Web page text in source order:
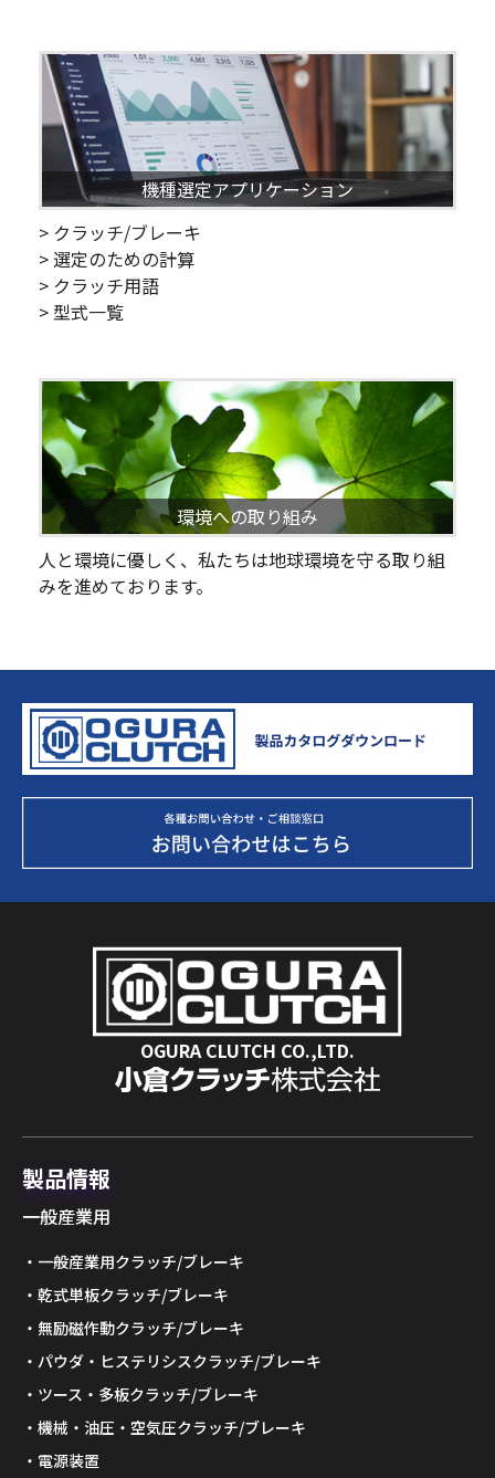
機種選定アプリケーション
> クラッチ/ブレーキ
> 選定のための計算
> クラッチ用語
> 型式一覧
環境への取り組み
人と環境に優しく、私たちは地球環境を守る取り組
みを進めております。
OGURA CLUTCH CO.,LTD.
製品情報
一般産業用
一般産業用クラッチ/ブレーキ
乾式単板クラッチ/ブレーキ
無励磁作動クラッチ/ブレーキ
パウダ・ヒステリシスクラッチ/ブレーキ
ツース・多板クラッチ/ブレーキ
機械・油圧・空気圧クラッチ/ブレーキ
電源装置